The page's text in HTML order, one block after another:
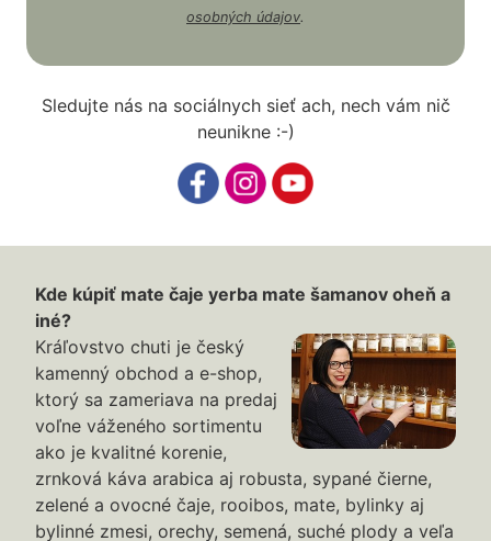
osobných údajov.
Sledujte nás na sociálnych sieť ach, nech vám nič
neunikne :-)
Kde kúpiť mate čaje yerba mate šamanov oheň a
iné?
Kráľovstvo chuti je český
kamenný obchod a e-shop,
ktorý sa zameriava na predaj
voľne váženého sortimentu
ako je kvalitné korenie,
zrnková káva arabica aj robusta, sypané čierne,
zelené a ovocné čaje, rooibos, mate, bylinky aj
bylinné zmesi, orechy, semená, suché plody a veľa